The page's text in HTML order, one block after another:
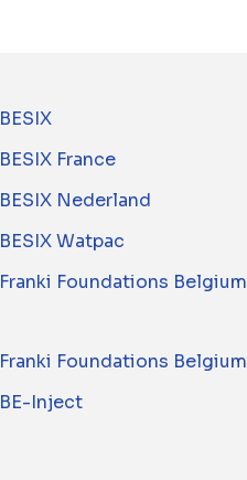
BESIX
BESIX France
BESIX Nederland
BESIX Watpac
Franki Foundations Belgium
Franki Foundations Belgium
BE-Inject